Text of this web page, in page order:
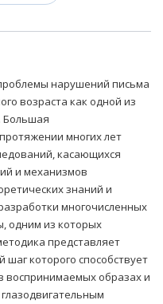
нарушений письма
возраста как одной из
Большая
многих лет
касающихся
и механизмов
знаний и
многочисленных
одним из которых
представляет
которого способствует
воспринимаемых образах и